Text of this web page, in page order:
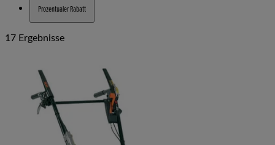
Prozentualer Rabatt
17 Ergebnisse